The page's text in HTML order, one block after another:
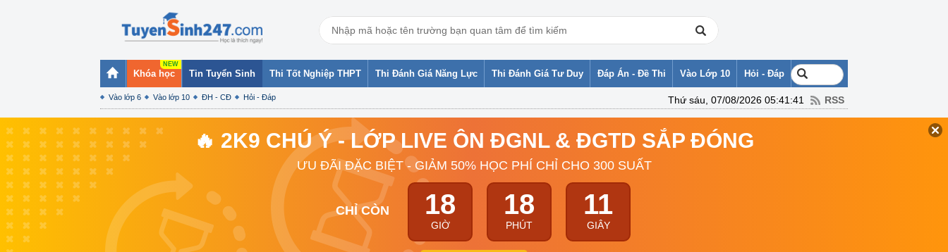
Khóa học Tin Tuyển Sinh
Vào lớp 6 Vào lớp 10 ĐH - CĐ Hỏi - Đáp
Thi Tốt Nghiệp THPT Thi Đánh Giá Năng Lực Thi Đánh Giá Tư Duy Đáp Án - Đề Thi Vào Lớp 10 Hỏi - Đáp
Thứ sáu, 07/08/2026 05:41:41 RSS
🔥 2K9 CHÚ Ý - LỚP LIVE ÔN ĐGNL & ĐGTD SẮP ĐÓNG
ƯU ĐÃI ĐẶC BIỆT - GIẢM 50% HỌC PHÍ CHỈ CHO 300 SUẤT
CHỈ CÒN 18
GIỜ
18
PHÚT
11
GIÂY